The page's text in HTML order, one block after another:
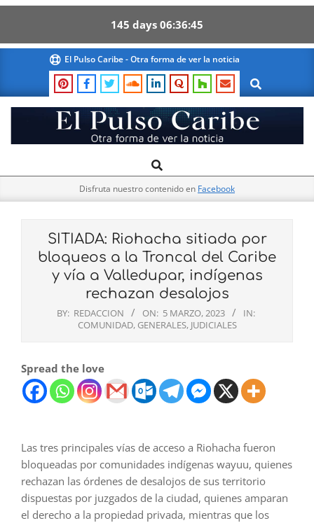
145 days 06 36 45
content
El Pulso Caribe - Otra forma de ver la noticia
Search
El
Pulso
Navigation
Search
Disfruta nuestro contenido en Facebook
SITIADA: Riohacha sitiada por
bloqueos a la Troncal del Caribe
y vía a Valledupar, indígenas
rechazan desalojos
BY: REDACCION ON: 5 MARZO, 2023
IN:
COMUNIDAD, GENERALES, JUDICIALES
Spread the love
Las tres principales vías de acceso a Riohacha fueron
bloqueadas por comunidades indígenas wayuu, quienes
rechazan las órdenes de desalojos de sus territorio
dispuestas por juzgados de la ciudad, quienes amparan
el derecho a la propiedad privada, mientras que los